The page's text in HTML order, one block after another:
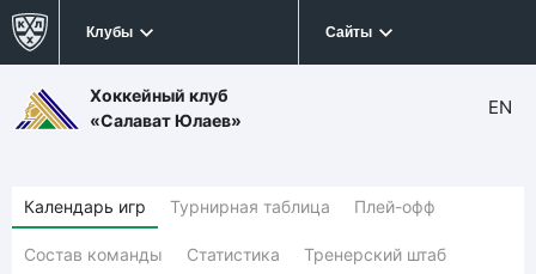
Клубы Сайты
Хоккейный клуб
«Салават Юлаев»
EN
Календарь игр Турнирная таблица Плей-офф
Состав команды Статистика Тренерский штаб